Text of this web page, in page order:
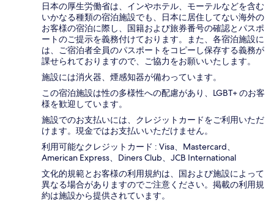
日本の厚生労働省は、インやホテル、モーテルなどを含む
いかなる種類の宿泊施設でも、日本に​居住してない海外の
お客様の宿泊に際し、国籍および旅券番号の確認とパスポ
ートのご提示を義務付け​ております。また、各宿泊施設に
は、ご宿泊者全員のパスポートをコピーし保存する義務が
課せられておりますの​で、ご協力をお願いいたします。
施設には消火器、煙感知器が備わっています。
この宿泊施設は性の多様性への配慮があり、LGBT+ のお客
様を歓迎しています。
施設でのお支払いには、クレジットカードをご利用いただ
けます。現金ではお支払いいただけません。
利用可能なクレジットカード : Visa、Mastercard、
American Express、Diners Club、JCB International
文化的規範とお客様の利用規約は、国および施設によって
異なる場合がありますのでご注意ください。掲載の利用規
約は施設から提供されています。